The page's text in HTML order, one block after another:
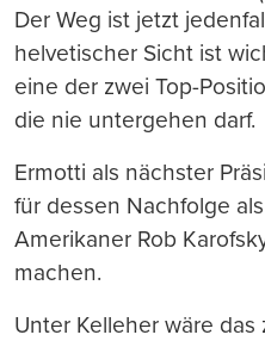
Der Weg ist jetzt
helvetischer Sicht ist
eine der zwei Top-
die nie untergehen darf.
Ermotti als nächster
für dessen Nachfolge
Amerikaner Rob
machen.
Unter Kelleher wäre das